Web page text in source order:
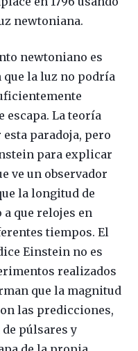
newtoniana.
newtoniano es
la luz no podría
escapa. La teoría
paradoja, pero
para explicar
ve un observador
la longitud de
a que relojes en
tiempos. El
Einstein no es
realizados
que la magnitud
las predicciones,
púlsares y